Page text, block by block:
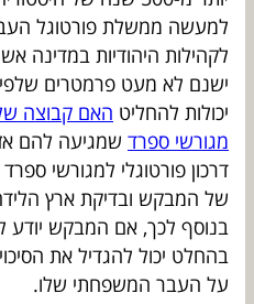
למעשה ממשלת פורטוגל
לקהילות היהודיות במדינה
ישנם לא מעט פרמטרים
יכולות להחליט האם קבוצה
מגורשי ספרד שמגיעה להם
דרכון פורטוגלי למגורשי
של המבקש ובדיקת ארץ
בנוסף לכך, אם המבקש יודע
בהחלט יכול להגדיל את
על העבר המשפחתי שלו.